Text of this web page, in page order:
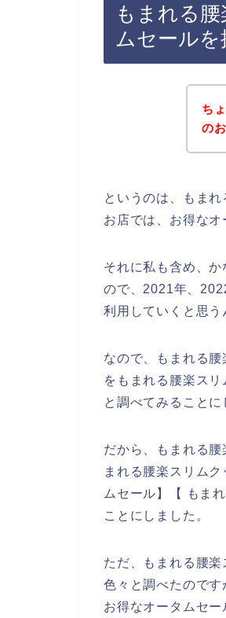
もまれる
ムセールを
ち
の
というのは、もま
お店では、お得なオ
それに私も含め、
ので、2021年、
利用していくと思う
なので、もまれる
をもまれる腰楽ス
と調べてみることに
だから、もまれる
まれる腰楽スリム
ムセール】【 もま
ことにしました。
ただ、もまれる腰
色々と調べたので
お得なオータムセ